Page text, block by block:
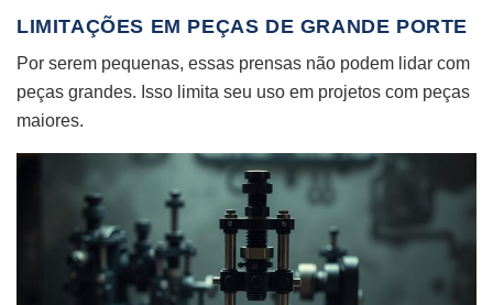
LIMITAÇÕES EM PEÇAS DE GRANDE PORTE
Por serem pequenas, essas prensas não podem lidar com
peças grandes. Isso limita seu uso em projetos com peças
maiores.